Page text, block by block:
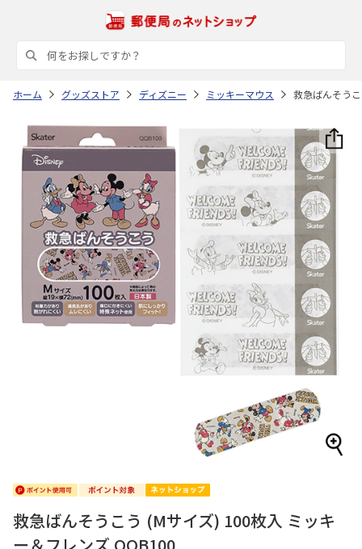
ホーム グッズストア ディズニー ミッキーマウス 救急ばんそう
救急ばんそうこう (Mサイズ) 100枚入 ミッキ